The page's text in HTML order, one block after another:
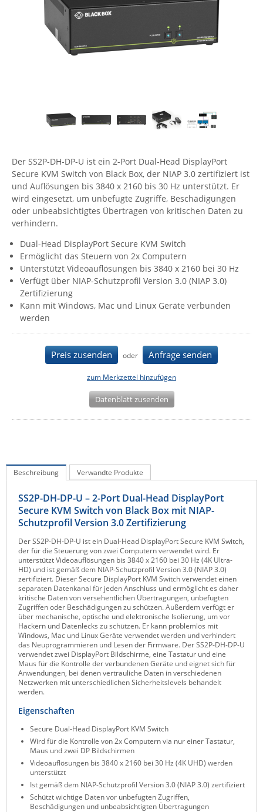
Energiemessung
Energieverteilung
IP, WLAN & GSM Sensorik
Datenlogger
IoT - Internet of Things
Remote I/O
IPC, Industrielle Netzwerktechnik & WLAN
IT Netzwerktechnik / Kommunikation
Comet System
CompleTech
Contemporary Controls
Enginko - mcf88
Gefen
Gude
Guntermann & Drunck
High Sec Labs
HW group
Icron
IEC Lock
Ihse
Kerlink
Kramer Electronics
KVM TEC
Panorama Antennas
Power Kingdom
Poynting
Raritan
Riello UPS
Server Technology
Siretta
SIRIO Antenne
Sunbird
Tactical Software
TEKTELIC
Teltonika
Unwired Networks
Vision
WATTECO
Westermo
Yuasa
ZPE Systems
Der SS2P-DH-DP-U ist ein 2-Port Dual-Head DisplayPort
Secure KVM Switch von Black Box, der NIAP 3.0 zertifiziert ist
und Auflösungen bis 3840 x 2160 bis 30 Hz unterstützt. Er
wird eingesetzt, um unbefugte Zugriffe, Beschädigungen
oder unbeabsichtigtes Übertragen von kritischen Daten zu
verhindern.
Dual-Head DisplayPort Secure KVM Switch
Ermöglicht das Steuern von 2x Computern
Unterstützt Videoauflösungen bis 3840 x 2160 bei 30 Hz
Verfügt über NIAP-Schutzprofil Version 3.0 (NIAP 3.0)
Zertifizierung
Kann mit Windows, Mac und Linux Geräte verbunden
werden
Preis zusenden oder Anfrage senden
zum Merkzettel hinzufügen
Datenblatt zusenden
Beschreibung Verwandte Produkte
SS2P-DH-DP-U – 2-Port Dual-Head DisplayPort
Secure KVM Switch von Black Box mit NIAP-
Schutzprofil Version 3.0 Zertifizierung
Der SS2P-DH-DP-U ist ein Dual-Head DisplayPort Secure KVM Switch,
der für die Steuerung von zwei Computern verwendet wird. Er
unterstützt Videoauflösungen bis 3840 x 2160 bei 30 Hz (4K Ultra-
HD) und ist gemäß dem NIAP-Schutzprofil Version 3.0 (NIAP 3.0)
zertifiziert. Dieser Secure DisplayPort KVM Switch verwendet einen
separaten Datenkanal für jeden Anschluss und ermöglicht es daher
kritische Daten von versehentlichen Übertragungen, unbefugten
Zugriffen oder Beschädigungen zu schützen. Außerdem verfügt er
über mechanische, optische und elektronische Isolierung, um vor
Hackern und Datenlecks zu schützen. Er kann problemlos mit
Windows, Mac und Linux Geräte verwendet werden und verhindert
das Neuprogrammieren und Lesen der Firmware. Der SS2P-DH-DP-U
verwendet zwei DisplayPort Bildschirme, eine Tastatur und eine
Maus für die Kontrolle der verbundenen Geräte und eignet sich für
Anwendungen, bei denen vertrauliche Daten in verschiedenen
Netzwerken mit unterschiedlichen Sicherheitslevels behandelt
werden.
Eigenschaften
Secure Dual-Head DisplayPort KVM Switch
Wird für die Kontrolle von 2x Computern via nur einer Tastatur,
Maus und zwei DP Bildschirmen
Videoauflösungen bis 3840 x 2160 bei 30 Hz (4K UHD) werden
unterstützt
Ist gemäß dem NIAP-Schutzprofil Version 3.0 (NIAP 3.0) zertifiziert
Schützt wichtige Daten vor unbefugten Zugriffen,
Beschädigungen und unbeabsichtigten Übertragungen